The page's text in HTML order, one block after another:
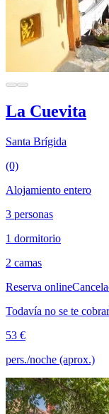
La Cuevita
Santa Brígida
(0)
Alojamiento entero
3 personas
1 dormitorio
2 camas
Reserva online
Todavía no se te
53 €
pers./noche (aprox.)